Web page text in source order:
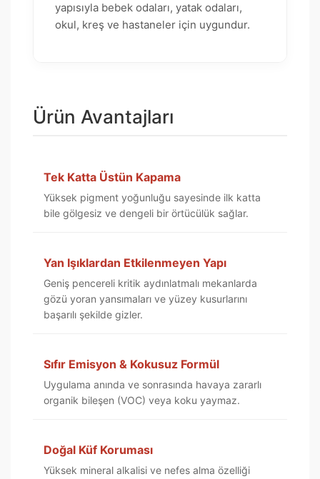
yapısıyla bebek odaları, yatak odaları,
okul, kreş ve hastaneler için uygundur.
Ürün Avantajları
Tek Katta Üstün Kapama
Yüksek pigment yoğunluğu sayesinde ilk katta
bile gölgesiz ve dengeli bir örtücülük sağlar.
Yan Işıklardan Etkilenmeyen Yapı
Geniş pencereli kritik aydınlatmalı mekanlarda
gözü yoran yansımaları ve yüzey kusurlarını
başarılı şekilde gizler.
Sıfır Emisyon & Kokusuz Formül
Uygulama anında ve sonrasında havaya zararlı
organik bileşen (VOC) veya koku yaymaz.
Doğal Küf Koruması
Yüksek mineral alkalisi ve nefes alma özelliği